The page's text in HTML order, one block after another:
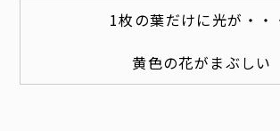
1枚の葉だけに光が・・
黄色の花がまぶしい